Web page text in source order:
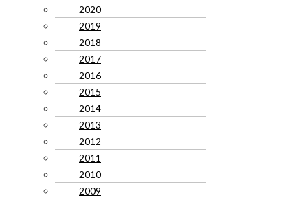
2020
2019
2018
2017
2016
2015
2014
2013
2012
2011
2010
2009